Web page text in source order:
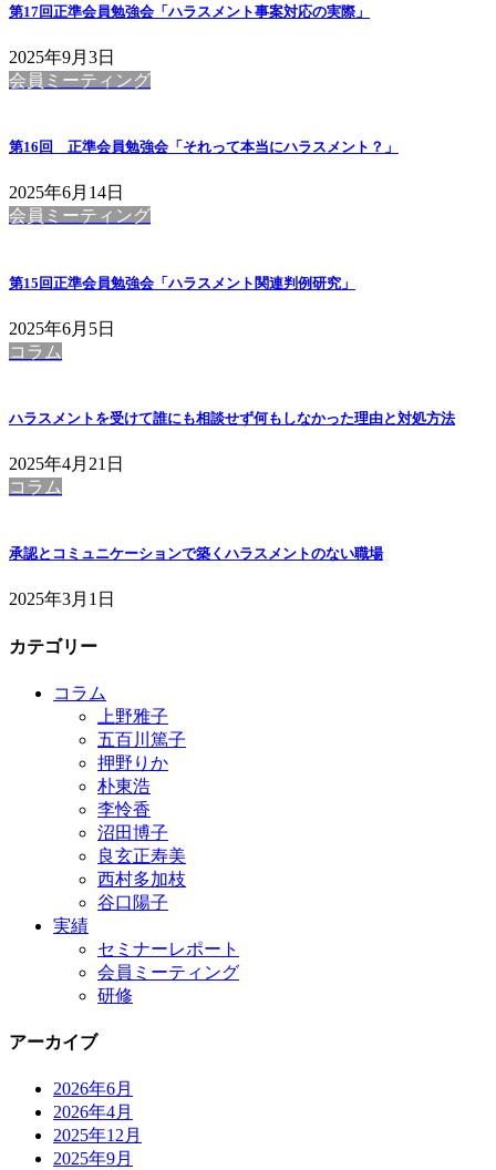
第17回正準会員勉強会「ハラスメント事案対応の実際」
2025年9月3日
会員ミーティング
第16回 正準会員勉強会「それって本当にハラスメント？」
2025年6月14日
会員ミーティング
第15回正準会員勉強会「ハラスメント関連判例研究」
2025年6月5日
コラム
ハラスメントを受けて誰にも相談せず何もしなかった理由と対処方法
2025年4月21日
コラム
承認とコミュニケーションで築くハラスメントのない職場
2025年3月1日
カテゴリー
コラム
上野雅子
五百川篤子
押野りか
朴東浩
李怜香
沼田博子
良玄正寿美
西村多加枝
谷口陽子
実績
セミナーレポート
会員ミーティング
研修
アーカイブ
2026年6月
2026年4月
2025年12月
2025年9月